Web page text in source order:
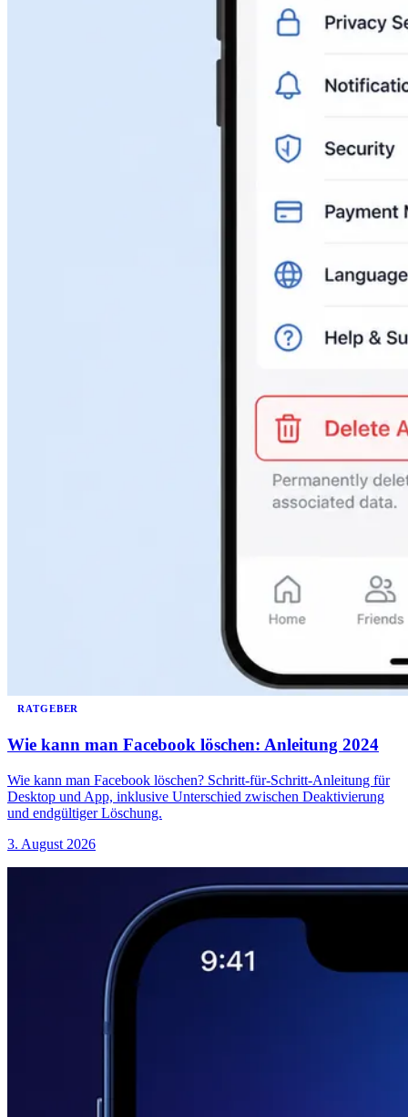
RATGEBER
Wie kann man Facebook löschen: Anleitung 2024
Wie kann man Facebook löschen? Schritt-für-Schritt-Anleitung für
Desktop und App, inklusive Unterschied zwischen Deaktivierung
und endgültiger Löschung.
3. August 2026